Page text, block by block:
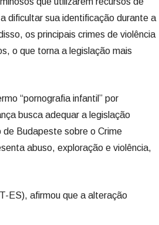
dificultar sua identificação durante a
os principais crimes de violência
o que torna a legislação mais
“pornografia infantil” por
busca adequar a legislação
de Budapeste sobre o Crime
abuso, exploração e violência,
ES), afirmou que a alteração